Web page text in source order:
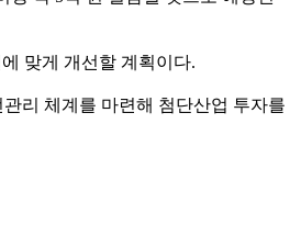
맞게 개선할 계획이다.
리 체계를 마련해 첨단산업 투자를